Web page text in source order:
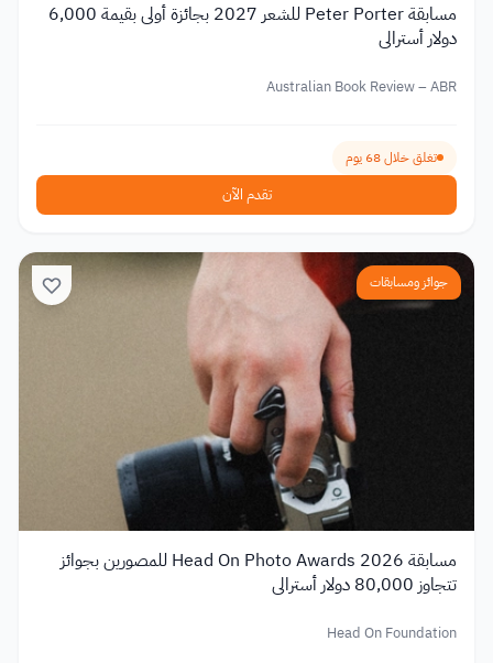
مسابقة Peter Porter للشعر 2027 بجائزة أولى بقيمة 6,000
دولار أسترالي
Australian Book Review – ABR
تغلق خلال 68 يوم
تقدم الآن
جوائز ومسابقات
مسابقة Head On Photo Awards 2026 للمصورين بجوائز
تتجاوز 80,000 دولار أسترالي
Head On Foundation